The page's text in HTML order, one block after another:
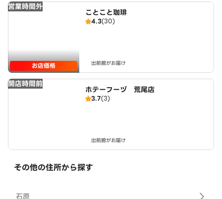
営業時間外
お店価格
ことこと珈琲
4.3(30)
出前館がお届け
開店時間前
ホテーフーヅ 荒尾店
3.7(3)
出前館がお届け
その他の住所から探す
石原